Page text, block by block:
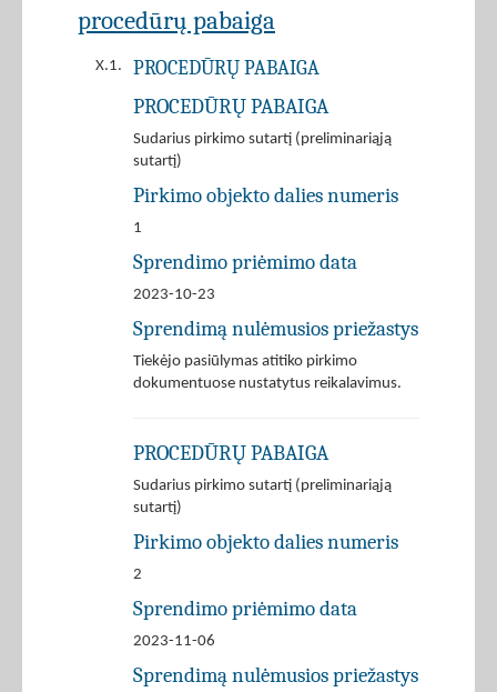
procedūrų pabaiga
X.1. PROCEDŪRŲ PABAIGA
PROCEDŪRŲ PABAIGA
Sudarius pirkimo sutartį (preliminariąją
sutartį)
Pirkimo objekto dalies numeris
1
Sprendimo priėmimo data
2023-10-23
Sprendimą nulėmusios priežastys
Tiekėjo pasiūlymas atitiko pirkimo
dokumentuose nustatytus reikalavimus.
PROCEDŪRŲ PABAIGA
Sudarius pirkimo sutartį (preliminariąją
sutartį)
Pirkimo objekto dalies numeris
2
Sprendimo priėmimo data
2023-11-06
Sprendimą nulėmusios priežastys